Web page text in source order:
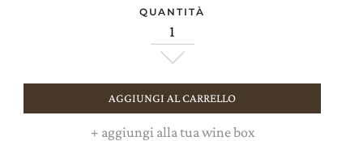
QUANTITÀ
AGGIUNGI AL CARRELLO
+ aggiungi alla tua wine box